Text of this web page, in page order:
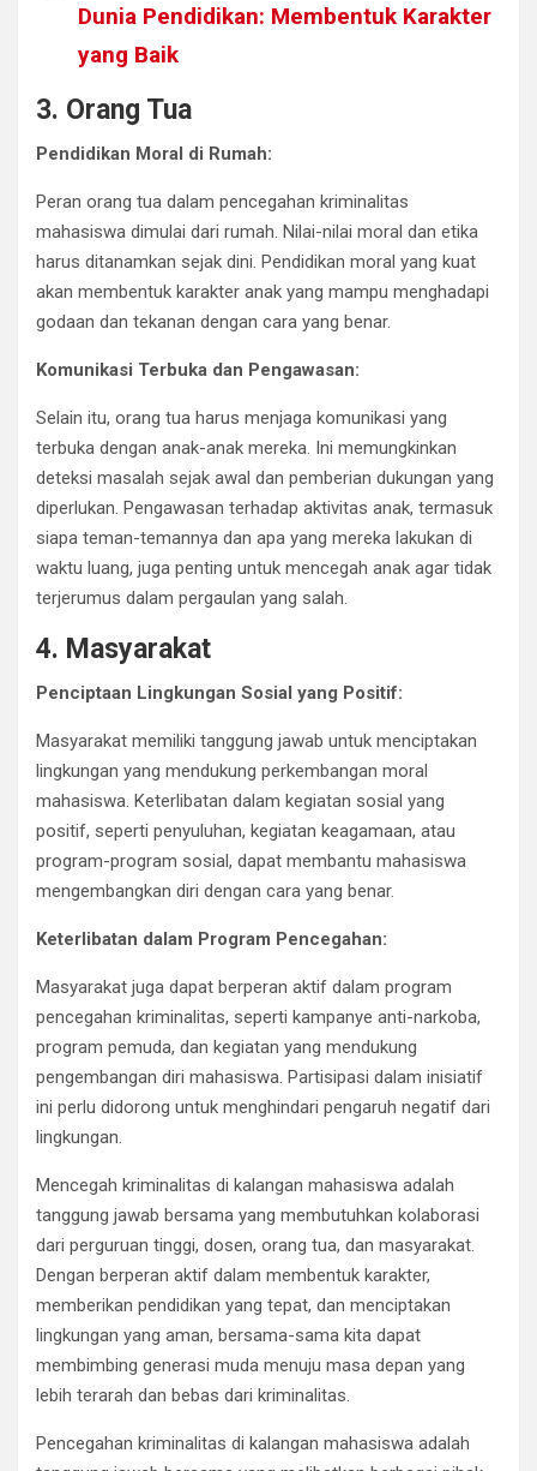
Dunia Pendidikan: Membentuk Karakter
yang Baik
3. Orang Tua
Pendidikan Moral di Rumah:
Peran orang tua dalam pencegahan kriminalitas
mahasiswa dimulai dari rumah. Nilai-nilai moral dan etika
harus ditanamkan sejak dini. Pendidikan moral yang kuat
akan membentuk karakter anak yang mampu menghadapi
godaan dan tekanan dengan cara yang benar.
Komunikasi Terbuka dan Pengawasan:
Selain itu, orang tua harus menjaga komunikasi yang
terbuka dengan anak-anak mereka. Ini memungkinkan
deteksi masalah sejak awal dan pemberian dukungan yang
diperlukan. Pengawasan terhadap aktivitas anak, termasuk
siapa teman-temannya dan apa yang mereka lakukan di
waktu luang, juga penting untuk mencegah anak agar tidak
terjerumus dalam pergaulan yang salah.
4. Masyarakat
Penciptaan Lingkungan Sosial yang Positif:
Masyarakat memiliki tanggung jawab untuk menciptakan
lingkungan yang mendukung perkembangan moral
mahasiswa. Keterlibatan dalam kegiatan sosial yang
positif, seperti penyuluhan, kegiatan keagamaan, atau
program-program sosial, dapat membantu mahasiswa
mengembangkan diri dengan cara yang benar.
Keterlibatan dalam Program Pencegahan:
Masyarakat juga dapat berperan aktif dalam program
pencegahan kriminalitas, seperti kampanye anti-narkoba,
program pemuda, dan kegiatan yang mendukung
pengembangan diri mahasiswa. Partisipasi dalam inisiatif
ini perlu didorong untuk menghindari pengaruh negatif dari
lingkungan.
Mencegah kriminalitas di kalangan mahasiswa adalah
tanggung jawab bersama yang membutuhkan kolaborasi
dari perguruan tinggi, dosen, orang tua, dan masyarakat.
Dengan berperan aktif dalam membentuk karakter,
memberikan pendidikan yang tepat, dan menciptakan
lingkungan yang aman, bersama-sama kita dapat
membimbing generasi muda menuju masa depan yang
lebih terarah dan bebas dari kriminalitas.
Pencegahan kriminalitas di kalangan mahasiswa adalah